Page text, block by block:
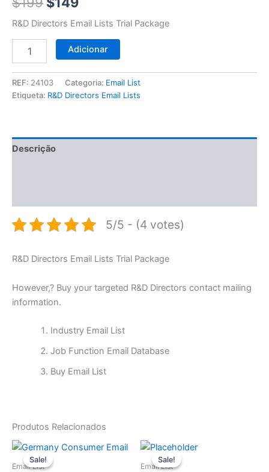
R&D Directors Email Lists Trial Package
Adicionar
REF: 24103 Categoria: Email List
Etiqueta: R&D Directors Email Lists
Descrição
5/5 - (4 votes)
R&D Directors Email Lists Trial Package
However,? Buy your targeted R&D Directors contact mailing
information.
Industry Email List
Job Function Email Database
Buy Email List
Produtos Relacionados
Sale!
Sale!
Email List
O
preço
original
O
Sale!
Sale!
Email List
O
preço
original
O